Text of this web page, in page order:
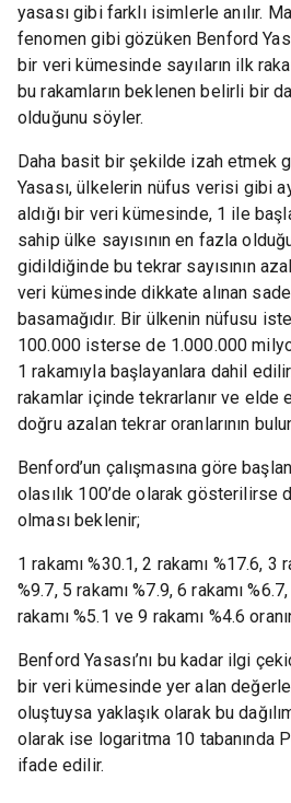
yasası gibi farklı isimlerle anılır.
fenomen gibi gözüken Benford
bir veri kümesinde sayıların ilk
bu rakamların beklenen belirli bir
olduğunu söyler.
Daha basit bir şekilde izah etmek
Yasası, ülkelerin nüfus verisi gibi
aldığı bir veri kümesinde, 1 ile
sahip ülke sayısının en fazla
gidildiğinde bu tekrar sayısının
veri kümesinde dikkate alınan
basamağıdır. Bir ülkenin nüfusu
100.000 isterse de 1.000.000
1 rakamıyla başlayanlara dahil
rakamlar içinde tekrarlanır ve elde
doğru azalan tekrar oranlarının
Benford’un çalışmasına göre
olasılık 100’de olarak gösterilirse
olması beklenir;
1 rakamı %30.1, 2 rakamı %17.6, 3
%9.7, 5 rakamı %7.9, 6 rakamı
rakamı %5.1 ve 9 rakamı %4.6
Benford Yasası’nı bu kadar ilgi
bir veri kümesinde yer alan
oluştuysa yaklaşık olarak bu
olarak ise logaritma 10 tabanında
ifade edilir.